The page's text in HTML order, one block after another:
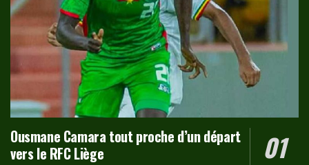
Ousmane Camara tout proche d’un départ
vers le RFC Liège